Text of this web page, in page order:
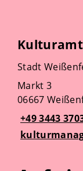
Kulturamt
Stadt
Markt 3
06667
+49 3443